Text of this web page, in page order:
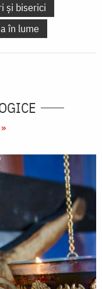
și biserici
în lume